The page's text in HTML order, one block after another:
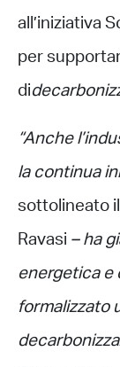
all’iniziativa
per
di
“Anche
la continua
sottolineato
Ravasi – ha
energetica e
formalizzato